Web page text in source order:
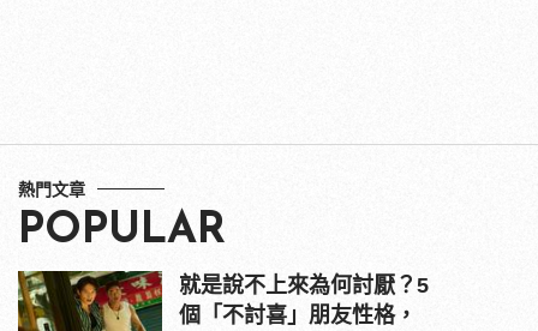
熱門文章
POPULAR
就是說不上來為何討厭？5
個「不討喜」朋友性格，